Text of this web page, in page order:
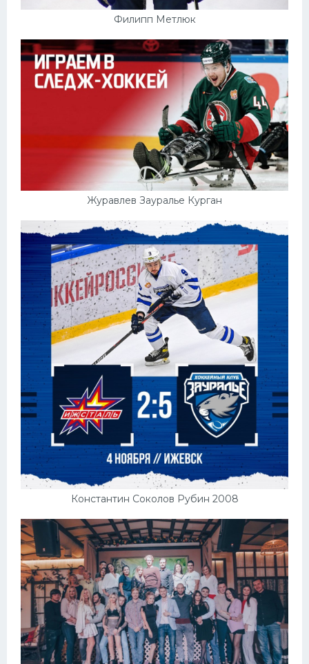
Филипп Метлюк
Журавлев Зауралье Курган
Константин Соколов Рубин 2008